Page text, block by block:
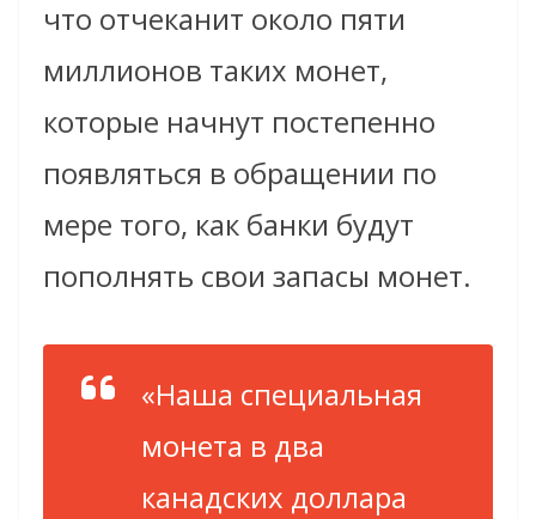
что отчеканит около пяти
миллионов таких монет,
которые начнут постепенно
появляться в обращении по
мере того, как банки будут
пополнять свои запасы монет.
«Наша специальная
монета в два
канадских доллара